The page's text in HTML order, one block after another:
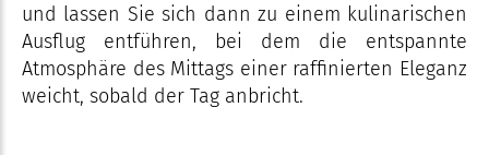
und lassen Sie sich dann zu einem kulinarischen
Ausflug entführen, bei dem die entspannte
Atmosphäre des Mittags einer raffinierten Eleganz
weicht, sobald der Tag anbricht.